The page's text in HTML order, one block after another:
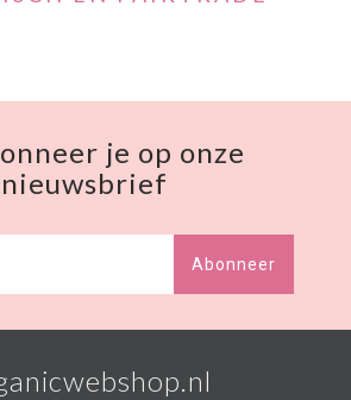
je op onze
nieuwsbrief
Abonneer